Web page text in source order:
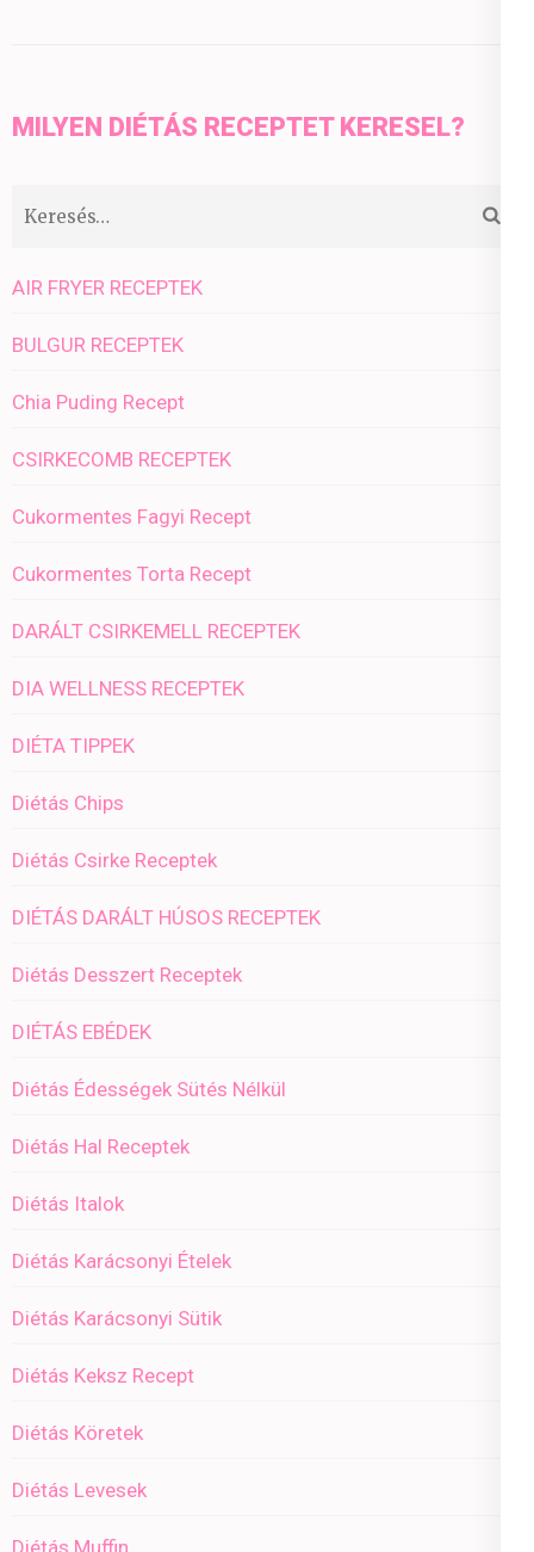
MILYEN DIÉTÁS RECEPTET KERESEL?
Keresés:
AIR FRYER RECEPTEK
BULGUR RECEPTEK
Chia Puding Recept
CSIRKECOMB RECEPTEK
Cukormentes Fagyi Recept
Cukormentes Torta Recept
DARÁLT CSIRKEMELL RECEPTEK
DIA WELLNESS RECEPTEK
DIÉTA TIPPEK
Diétás Chips
Diétás Csirke Receptek
DIÉTÁS DARÁLT HÚSOS RECEPTEK
Diétás Desszert Receptek
DIÉTÁS EBÉDEK
Diétás Édességek Sütés Nélkül
Diétás Hal Receptek
Diétás Italok
Diétás Karácsonyi Ételek
Diétás Karácsonyi Sütik
Diétás Keksz Recept
Diétás Köretek
Diétás Levesek